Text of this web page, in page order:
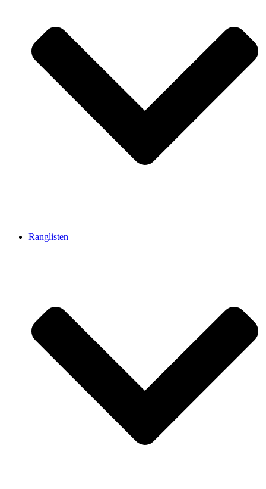
Ranglisten